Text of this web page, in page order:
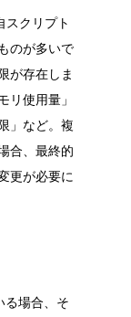
スクリプト
のが多いで
が存在しま
リ使用量」
」など。複
合、最終的
更が必要に
る場合、そ